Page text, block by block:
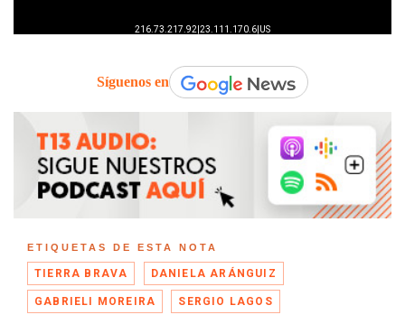
Síguenos en
ETIQUETAS DE ESTA NOTA
TIERRA BRAVA DANIELA ARÁNGUIZ
GABRIELI MOREIRA SERGIO LAGOS